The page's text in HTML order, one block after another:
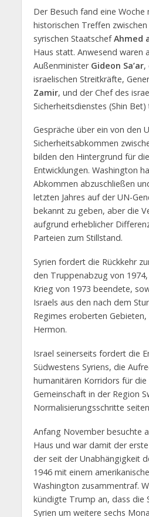
Der Besuch fand eine Woche
historischen Treffen
syrischen StaatschefAhmed
Haus statt. Anwesend waren
Außenminister Gideon Sa’ar,
israelischen Streitkräfte,
Zamir, und der Chef des
Sicherheitsdienstes (Shin Bet)
Gespräche über ein von den
Sicherheitsabkommen
bilden den Hintergrund für
Entwicklungen. Washington
Abkommen abzuschließen
letzten Jahres auf der UN-
bekannt zu geben, aber die
aufgrund erheblicher
Parteien zum Stillstand.
Syrien fordert die Rückkehr
den Truppenabzug von
Krieg von 1973 beendete,
Israels aus den nach dem
Regimes eroberten
Hermon.
Israel seinerseits fordert die
Südwestens Syriens, die
humanitären Korridors für die
Gemeinschaft in der Region
Normalisierungsschritte
Anfang November besuchte
Haus und war damit der
der seit der Unabhängigkeit
1946 mit einem
Washington zusammentraf.
kündigte Trump an, dass die
Syrien um weitere sechs